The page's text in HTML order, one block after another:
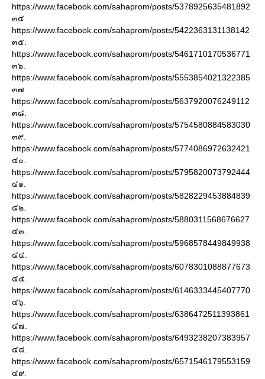
https://www.facebook.com/sahaprom/posts/5378925635481892
๓๔.
https://www.facebook.com/sahaprom/posts/5422363131138142
๓๕.
https://www.facebook.com/sahaprom/posts/5461710170536771
๓๖.
https://www.facebook.com/sahaprom/posts/5553854021322385
๓๗.
https://www.facebook.com/sahaprom/posts/5637920076249112
๓๘.
https://www.facebook.com/sahaprom/posts/5754580884583030
๓๙.
https://www.facebook.com/sahaprom/posts/5774086972632421
๔๐.
https://www.facebook.com/sahaprom/posts/5795820073792444
๔๑.
https://www.facebook.com/sahaprom/posts/5828229453884839
๔๒.
https://www.facebook.com/sahaprom/posts/5880311568676627
๔๓.
https://www.facebook.com/sahaprom/posts/5968578449849938
๔๔.
https://www.facebook.com/sahaprom/posts/6078301088877673
๔๕.
https://www.facebook.com/sahaprom/posts/6146333445407770
๔๖.
https://www.facebook.com/sahaprom/posts/6386472511393861
๔๗.
https://www.facebook.com/sahaprom/posts/6493238207383957
๔๘.
https://www.facebook.com/sahaprom/posts/6571546179553159
๔๙.